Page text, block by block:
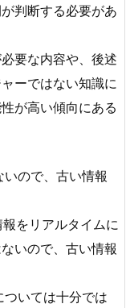
判断する必要があ
要な内容や、後述
ーではない知識に
が高い傾向にある
ので、古い情報
をリアルタイムに
いので、古い情報
いては十分では